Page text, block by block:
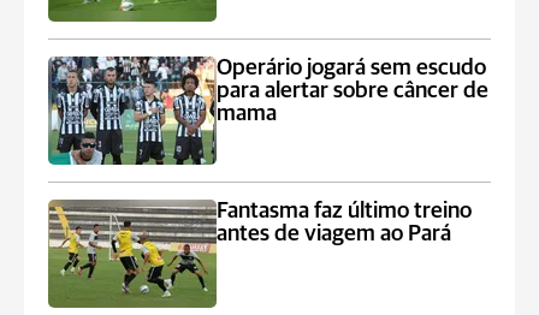
Operário jogará sem escudo
para alertar sobre câncer de
mama
Fantasma faz último treino
antes de viagem ao Pará